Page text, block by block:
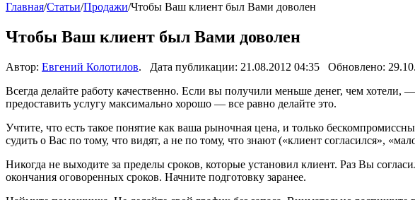
Главная/Статьи/Продажи/Чтобы Ваш клиент был Вами доволен
Чтобы Ваш клиент был Вами доволен
Автор: Евгений Колотилов. Дата публикации: 21.08.2012 04:35 Обновлено:
Всегда делайте работу качественно. Если вы получили меньше денег, чем
предоставить услугу максимально хорошо — все равно делайте это.
Учтите, что есть такое понятие как ваша рыночная цена, и только
судить о Вас по тому, что видят, а не по тому, что знают («клиент согласился»,
Никогда не выходите за пределы сроков, которые установил клиент. Раз Вы
окончания оговоренных сроков. Начните подготовку заранее.